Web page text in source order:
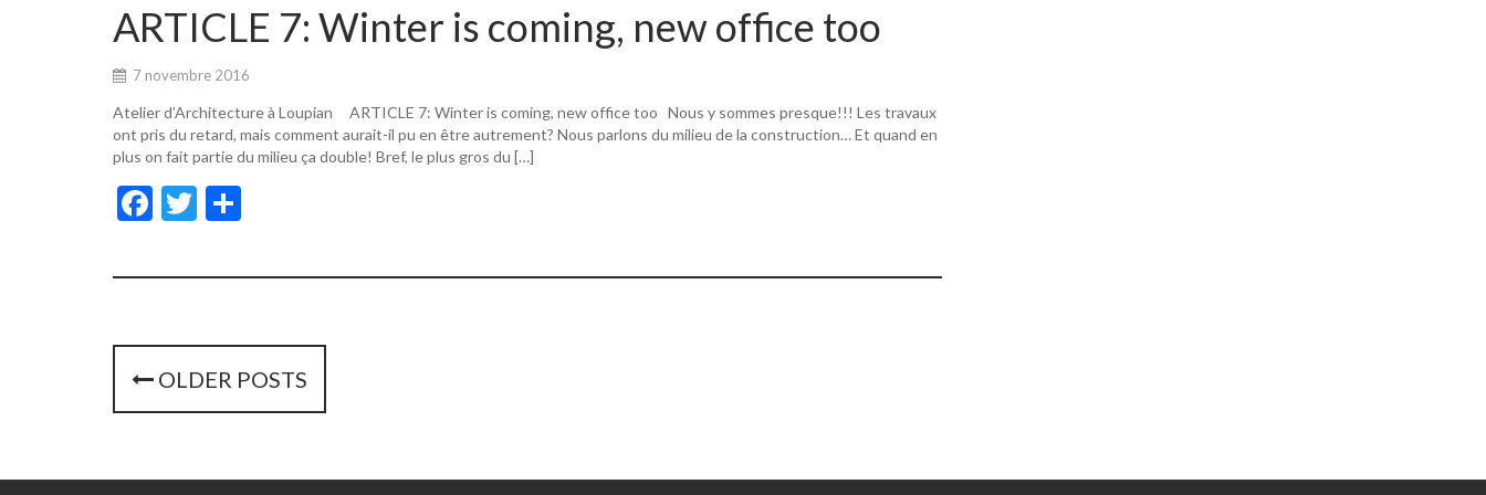
o
k
ARTICLE 7: Winter is coming, new office too
7 novembre 2016
Atelier d’Architecture à Loupian ARTICLE 7: Winter is coming, new office too Nous y sommes presque!!! Les travaux
ont pris du retard, mais comment aurait-il pu en être autrement? Nous parlons du milieu de la construction… Et quand en
plus on fait partie du milieu ça double! Bref, le plus gros du […]
F
e
o
o
k
T
itt ta
er
P
s
OLDER POSTS